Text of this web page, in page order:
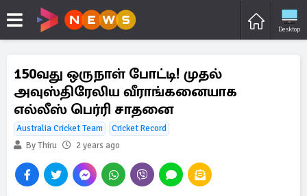
Desktop
150வது ஒருநாள் போட்டி! முதல்
அவுஸ்திரேலிய வீராங்கனையாக
எல்லீஸ் பெர்ரி சாதனை
Australia Cricket Team
Cricket Record
By Thiru
2 years ago